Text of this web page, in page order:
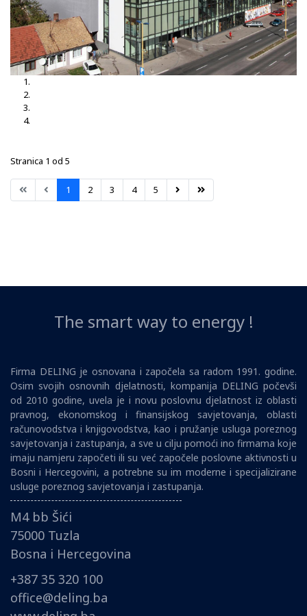
Stranica 1 od 5
1 2 3 4 5
The smart way to energy !
Firma DELING je osnovana i započela sa radom 1991. godine.
Osim svojih osnovnih djelatnosti, kompanija DELING počevši
od 2010 godine, uvela je i novu poslovnu djelatnost iz oblasti
pravnog, ekonomskog i finansijskog savjetovanja, oblasti
računovodstva i knjigovodstva, kao i pružanje usluga poreznog
savjetovanja i zastupanja, a sve u cilju pomoći ino firmama koje
imaju namjeru započeti ili su već započele poslovne aktivnosti u
Bosni i Hercegovini, a potrebne su im moderne i specijalizirane
usluge poreznog savjetovanja i zastupanja.
M4 bb Šići
75000 Tuzla
Bosna i Hercegovina
+387 35 320 100
office@deling.ba